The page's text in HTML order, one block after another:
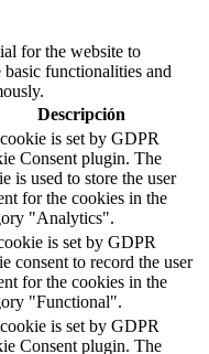
for the website to
functionalities and
Descripción
is set by GDPR
Consent plugin. The
is used to store the user
for the cookies in the
"Analytics".
is set by GDPR
consent to record the user
for the cookies in the
"Functional".
is set by GDPR
Consent plugin. The